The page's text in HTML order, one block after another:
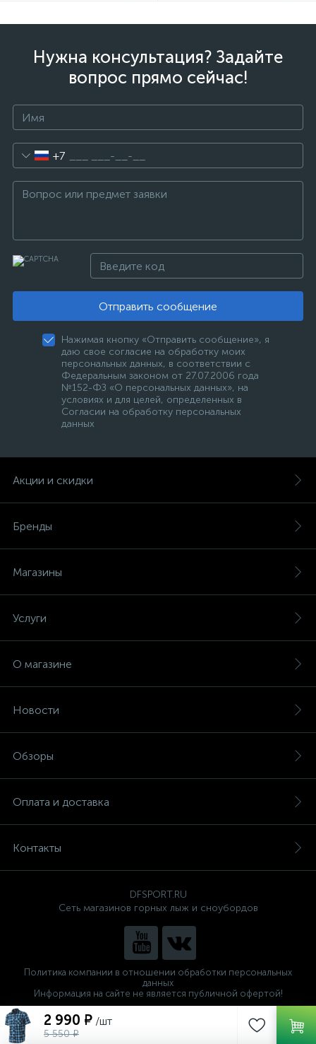
2 990 ₽ /шт
5 550 ₽
Нужна консультация? Задайте
вопрос прямо сейчас!
+7
Отправить сообщение
Нажимая кнопку «Отправить сообщение», я
даю свое согласие на обработку моих
персональных данных, в соответствии с
Федеральным законом от 27.07.2006 года
№152-ФЗ «О персональных данных», на
условиях и для целей, определенных в
Согласии на обработку персональных
данных
Акции и скидки
Бренды
Магазины
Услуги
О магазине
Новости
Обзоры
Оплата и доставка
Контакты
DFSPORT.RU
Сеть магазинов горных лыж и сноубордов
Политика компании в отношении обработки персональных
данных
Информация на сайте не является публичной офертой!